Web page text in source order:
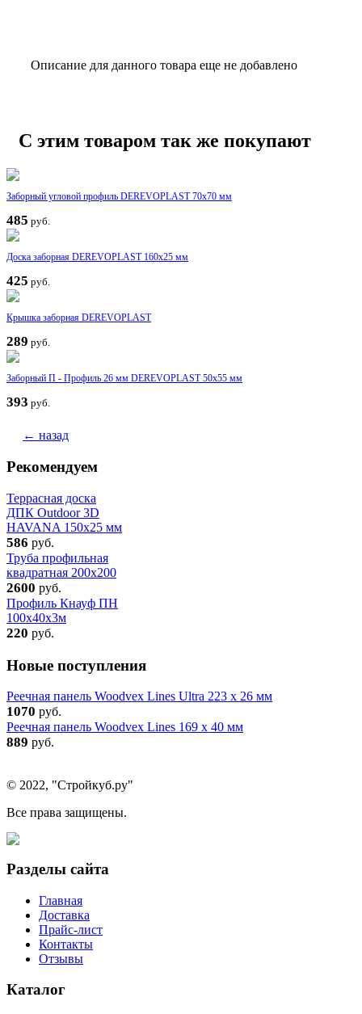
Описание для данного товара еще не добавлено
С этим товаром так же покупают
Заборный угловой профиль DEREVOPLAST 70x70 мм
485 руб.
Доска заборная DEREVOPLAST 160x25 мм
425 руб.
Крышка заборная DEREVOPLAST
289 руб.
Заборный П - Профиль 26 мм DEREVOPLAST 50x55 мм
393 руб.
← назад
Рекомендуем
Террасная доска
ДПК Outdoor 3D
HAVANA 150х25 мм
586 руб.
Труба профильная
квадратная 200x200
2600 руб.
Профиль Кнауф ПН
100x40x3м
220 руб.
Новые поступления
Реечная панель Woodvex Lines Ultra 223 x 26 мм
1070 руб.
Реечная панель Woodvex Lines 169 x 40 мм
889 руб.
© 2022, "Стройкуб.ру"
Все права защищены.
Разделы сайта
Главная
Доставка
Прайс-лист
Контакты
Отзывы
Каталог